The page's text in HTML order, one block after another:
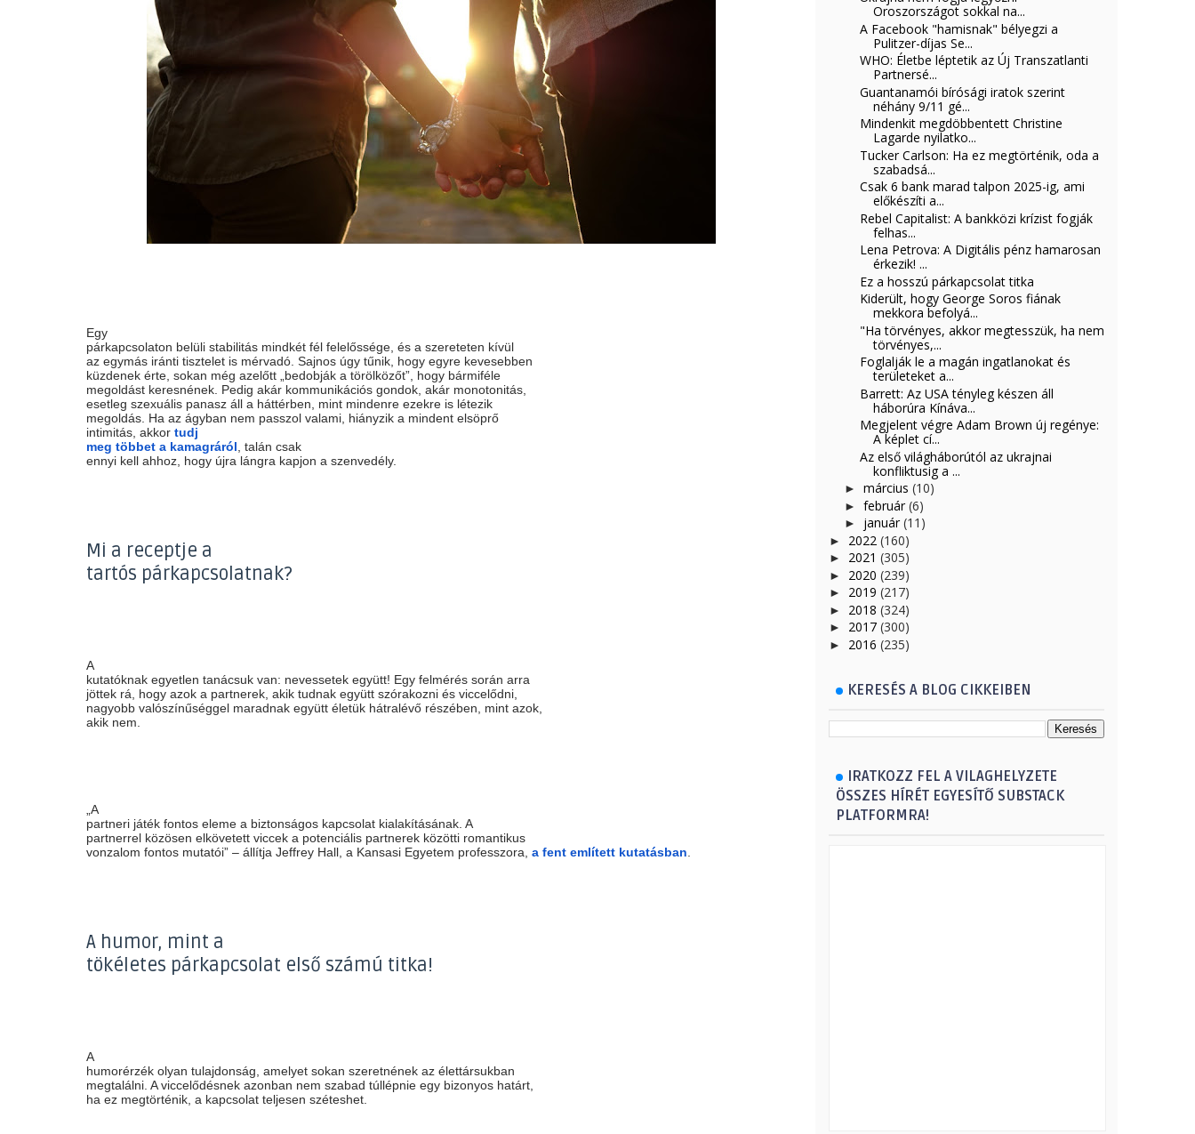
Egy
párkapcsolaton belüli stabilitás mindkét fél felelőssége, és a szereteten kívül
az egymás iránti tisztelet is mérvadó. Sajnos úgy tűnik, hogy egyre kevesebben
küzdenek érte, sokan még azelőtt „bedobják a törölközőt”, hogy bármiféle
megoldást keresnének. Pedig akár kommunikációs gondok, akár monotonitás,
esetleg szexuális panasz áll a háttérben, mint mindenre ezekre is létezik
megoldás. Ha az ágyban nem passzol valami, hiányzik a mindent elsöprő
intimitás, akkor tudj
meg többet a kamagráról , talán csak
ennyi kell ahhoz, hogy újra lángra kapjon a szenvedély.
Mi a receptje a
tartós párkapcsolatnak?
A
kutatóknak egyetlen tanácsuk van: nevessetek együtt! Egy felmérés során arra
jöttek rá, hogy azok a partnerek, akik tudnak együtt szórakozni és viccelődni,
nagyobb valószínűséggel maradnak együtt életük hátralévő részében, mint azok,
akik nem.
„A
partneri játék fontos eleme a biztonságos kapcsolat kialakításának. A
partnerrel közösen elkövetett viccek a potenciális partnerek közötti romantikus
vonzalom fontos mutatói” – állítja Jeffrey Hall, a Kansasi Egyetem professzora, a fent említett kutatásban
A humor, mint a
tökéletes párkapcsolat első számú titka!
A
humorérzék olyan tulajdonság, amelyet sokan szeretnének az élettársukban
megtalálni. A viccelődésnek azonban nem szabad túllépnie egy bizonyos határt,
ha ez megtörténik, a kapcsolat teljesen széteshet.
Oroszországot sokkal na...
A Facebook "hamisnak" bélyegzi a
Pulitzer-díjas Se...
WHO: Életbe léptetik az Új Transzatlanti
Partnersé...
Guantanamói bírósági iratok szerint
néhány 9/11 gé...
Mindenkit megdöbbentett Christine
Lagarde nyilatko...
Tucker Carlson: Ha ez megtörténik, oda a
szabadsá...
Csak 6 bank marad talpon 2025-ig, ami
előkészíti a...
Rebel Capitalist: A bankközi krízist fogják
felhas...
Lena Petrova: A Digitális pénz hamarosan
érkezik! ...
Ez a hosszú párkapcsolat titka
Kiderült, hogy George Soros fiának
mekkora befolyá...
"Ha törvényes, akkor megtesszük, ha nem
törvényes,...
Foglalják le a magán ingatlanokat és
területeket a...
Barrett: Az USA tényleg készen áll
háborúra Kínáva...
Megjelent végre Adam Brown új regénye:
A képlet cí...
Az első világháborútól az ukrajnai
konfliktusig a ...
► március (10)
► február (6)
► január (11)
► 2022 (160)
► 2021 (305)
► 2020 (239)
► 2019 (217)
► 2018 (324)
► 2017 (300)
► 2016 (235)
KERESÉS A BLOG CIKKEIBEN
IRATKOZZ FEL A VILAGHELYZETE
ÖSSZES HÍRÉT EGYESÍTŐ SUBSTACK
PLATFORMRA!